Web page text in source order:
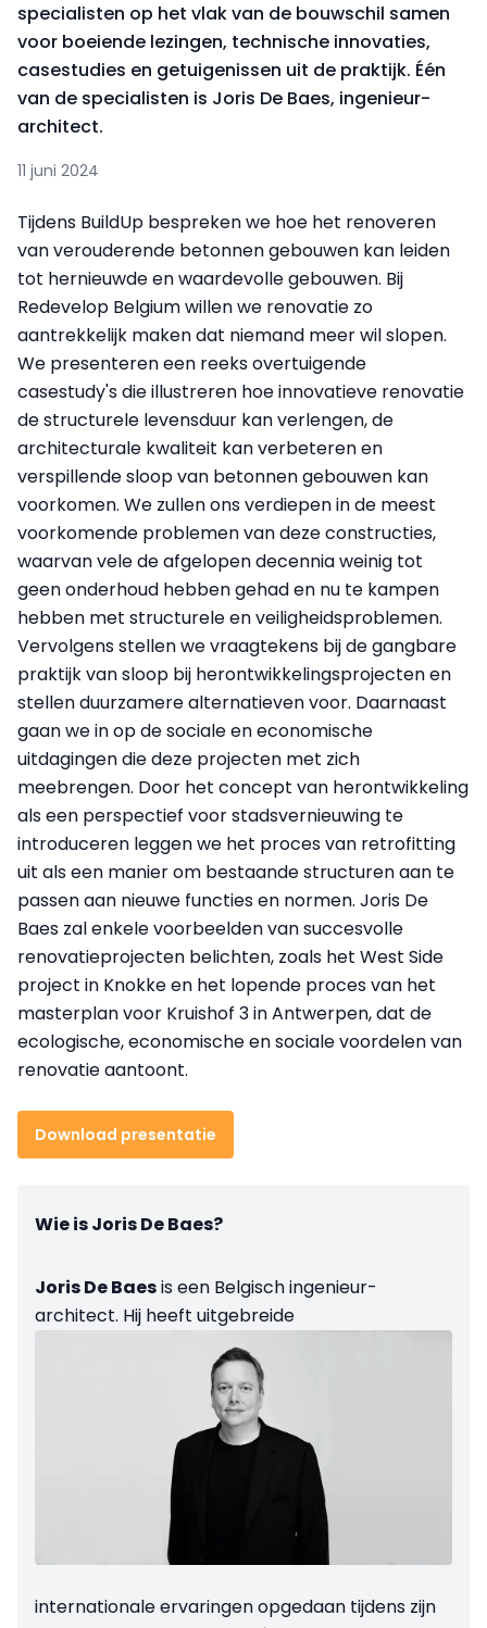
specialisten op het vlak van de bouwschil samen
voor boeiende lezingen, technische innovaties,
casestudies en getuigenissen uit de praktijk. Één
van de specialisten is Joris De Baes, ingenieur-
architect.
11 juni 2024
Tijdens BuildUp bespreken we hoe het renoveren
van verouderende betonnen gebouwen kan leiden
tot hernieuwde en waardevolle gebouwen. Bij
Redevelop Belgium willen we renovatie zo
aantrekkelijk maken dat niemand meer wil slopen.
We presenteren een reeks overtuigende
casestudy's die illustreren hoe innovatieve renovatie
de structurele levensduur kan verlengen, de
architecturale kwaliteit kan verbeteren en
verspillende sloop van betonnen gebouwen kan
voorkomen. We zullen ons verdiepen in de meest
voorkomende problemen van deze constructies,
waarvan vele de afgelopen decennia weinig tot
geen onderhoud hebben gehad en nu te kampen
hebben met structurele en veiligheidsproblemen.
Vervolgens stellen we vraagtekens bij de gangbare
praktijk van sloop bij herontwikkelingsprojecten en
stellen duurzamere alternatieven voor. Daarnaast
gaan we in op de sociale en economische
uitdagingen die deze projecten met zich
meebrengen. Door het concept van herontwikkeling
als een perspectief voor stadsvernieuwing te
introduceren leggen we het proces van retrofitting
uit als een manier om bestaande structuren aan te
passen aan nieuwe functies en normen. Joris De
Baes zal enkele voorbeelden van succesvolle
renovatieprojecten belichten, zoals het West Side
project in Knokke en het lopende proces van het
masterplan voor Kruishof 3 in Antwerpen, dat de
ecologische, economische en sociale voordelen van
renovatie aantoont.
Download presentatie
Wie is Joris De Baes?
Joris De Baesis een Belgisch ingenieur-
architect. Hij heeft uitgebreide
internationale ervaringen opgedaan tijdens zijn